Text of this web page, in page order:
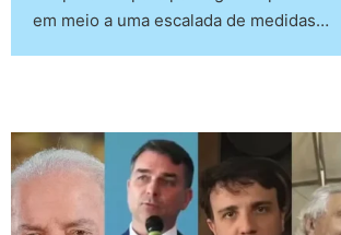
em meio a uma escalada de medidas…